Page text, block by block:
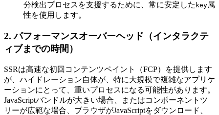
分検出プロセスを支援するために、常に安定した key属
性を使用します。
2. パフォーマンスオーバーヘッド（インタラクテ
ィブまでの時間）
SSRは高速な初回コンテンツペイント（FCP）を提供します
が、ハイドレーション自体が、特に大規模で複雑なアプリケ
ーションにとって、重いプロセスになる可能性があります。
JavaScriptバンドルが大きい場合、またはコンポーネントツ
リーが広範な場合、ブラウザがJavaScriptをダウンロード、